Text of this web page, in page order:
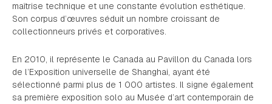
maîtrise technique et une constante évolution esthétique.
Son corpus d’œuvres séduit un nombre croissant de
collectionneurs privés et corporatives.
En 2010, il représente le Canada au Pavillon du Canada lors
de l’Exposition universelle de Shanghai, ayant été
sélectionné parmi plus de 1 000 artistes. Il signe également
sa première exposition solo au Musée d’art contemporain de